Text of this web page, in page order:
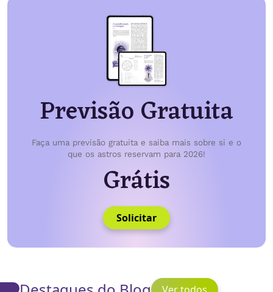
Previsão Gratuita
Faça uma previsão gratuita e saiba mais sobre si e o
que os astros reservam para 2026!
Grátis
Solicitar